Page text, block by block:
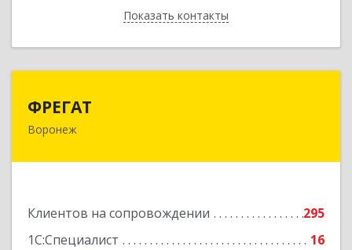
Показать контакты
Назад
ФРЕГАТ
Воронеж
Клиентов на сопровождении
295
1С:Специалист
16